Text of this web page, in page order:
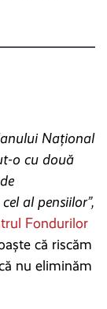
Național
o cu două
al pensiilor”,
Fondurilor
că riscăm
nu eliminăm